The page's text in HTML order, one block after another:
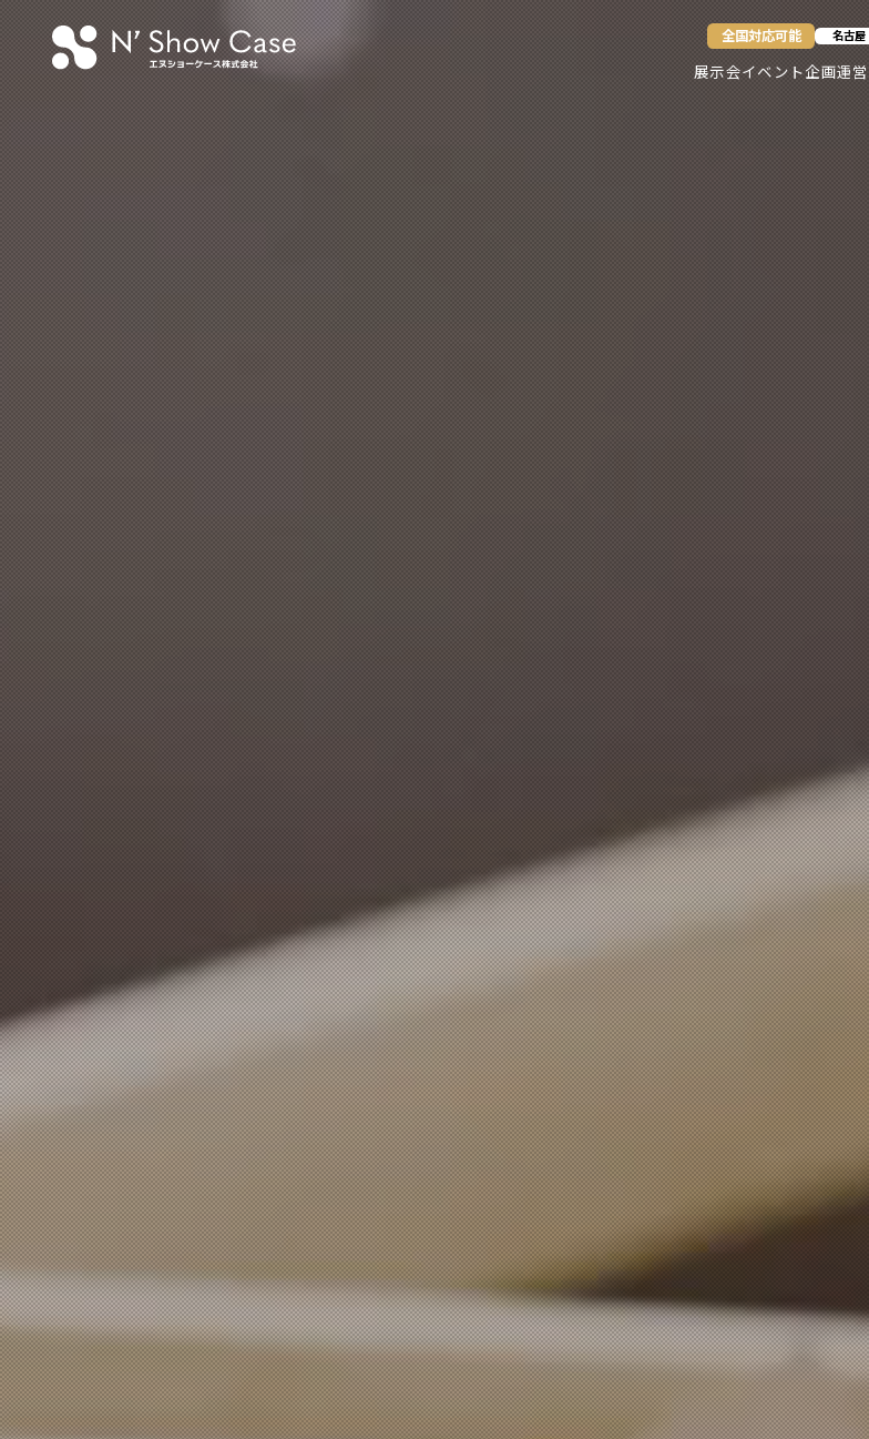
全国対応可能 名古屋
展示会イベント企画運営